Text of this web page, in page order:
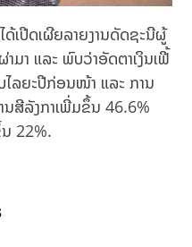
ດ້ເປີດເຜີຍລາຍງານດັດຊະນີຜູ້
ມາ ແລະ ພົບວ່າອັດຕາເງິນເຟີ້
ໄລຍະປີກ່ອນໜ້າ ແລະ ການ
ນສີລັງກາເພີ່ມຂຶ້ນ 46.6%
22%.